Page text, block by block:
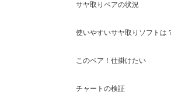
サヤ取りペアの状況
使いやすいサヤ取りソフトは
このペア！仕掛けたい
チャートの検証